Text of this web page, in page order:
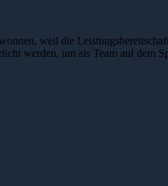
weil die
werden, um als Team auf dem